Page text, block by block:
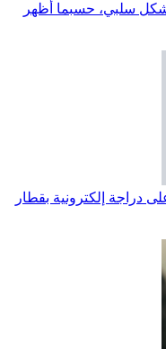
بشكل سلبي، حسبما أظهر
من العمر 13 عامًا على دراجة إلكترونية بقطار